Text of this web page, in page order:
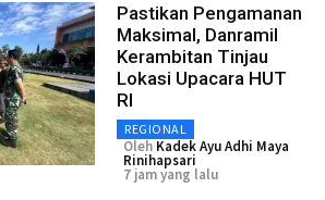
Pastikan Pengamanan
Maksimal, Danramil
Kerambitan Tinjau
Lokasi Upacara HUT
RI
REGIONAL
Oleh Kadek Ayu Adhi Maya
Rinihapsari
7 jam yang lalu